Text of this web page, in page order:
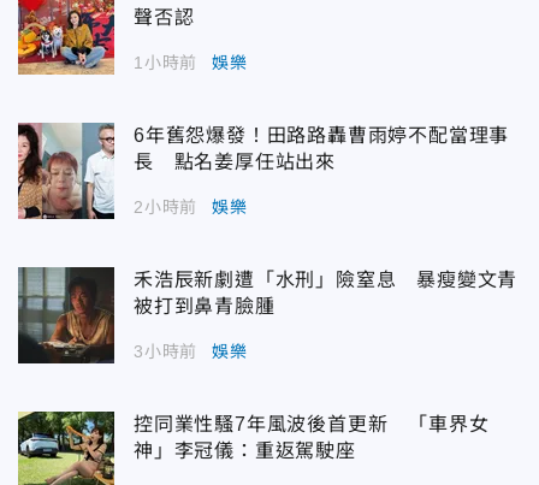
聲否認
1小時前 娛樂
6年舊怨爆發！田路路轟曹雨婷不配當理事
長 點名姜厚任站出來
2小時前 娛樂
禾浩辰新劇遭「水刑」險窒息 暴瘦變文青
被打到鼻青臉腫
3小時前 娛樂
控同業性騷7年風波後首更新 「車界女
神」李冠儀：重返駕駛座